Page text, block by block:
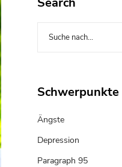
Schwerpunkte
Ängste
Depression
Paragraph 95